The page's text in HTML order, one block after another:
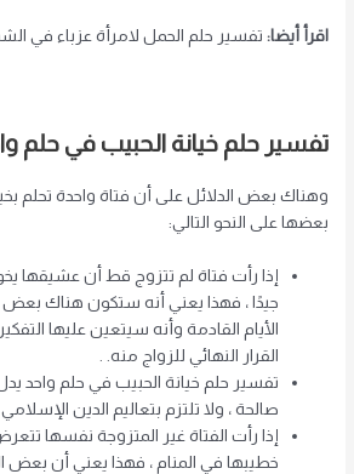
اقرأ أيضا: تفسير حلم الحمل لامرأة عزباء في
تفسير حلم خيانة الحبيب في حلم
وهناك بعض الدلائل على أن فتاة واحدة تحلم
بعضها على النحو التالي:
إذا رأت فتاة لم تتزوج قط أن عشيقها
جيدًا ، فهذا يعني أنه ستكون هناك بعض
الأيام القادمة وأنه سيتعين عليها
القرار النهائي للزواج منه. .
تفسير حلم خيانة الحبيب في حلم واحد
صالحة ، ولا تلتزم بتعاليم الدين
إذا رأت الفتاة غير المتزوجة نفسها
خطيبها في المنام ، فهذا يعني أن